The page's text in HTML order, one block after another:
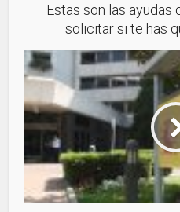
Estas son las ayudas
solicitar si te has